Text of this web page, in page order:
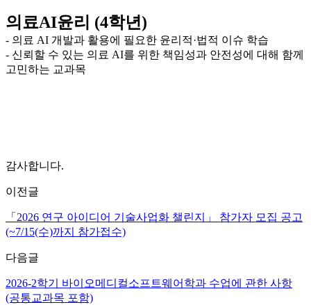
의료AI윤리 (4학년)
- 의료 AI 개발과 활용에 필요한 윤리적·법적 이슈 학습
- 신뢰할 수 있는 의료 AI를 위한 책임성과 안전성에 대해 함께
고민하는 교과목
감사합니다.
이전글
「2026 연구 아이디어 기술사업화 챌린지」 참가자 모집 공고
(~7/15(수)까지 참가접수)
다음글
2026-2학기 바이오메디컬소프트웨어학과 수업에 관한 사항
(공통교과목 포함)